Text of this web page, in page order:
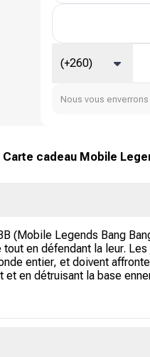
(+260)
Nous vous
Carte cadeau Mobile
(Mobile Legends Bang
en défendant la leur.
entier, et doivent
en détruisant la base